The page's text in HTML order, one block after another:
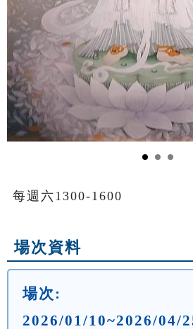
每週六1300-1600
場次資料
場次:
2026/01/10~2026/04/